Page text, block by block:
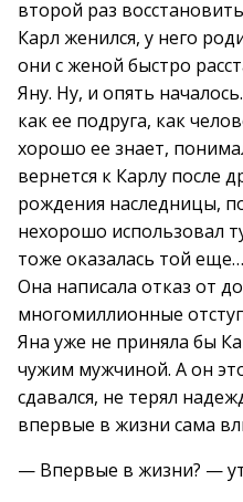
второй раз
Карл женился, у него
они с женой быстро
Яну. Ну, и опять
как ее подруга, как
хорошо ее знает,
вернется к Карлу после
рождения наследницы,
нехорошо использовал
тоже оказалась той
Она написала отказ от
многомиллионные
Яна уже не приняла бы
чужим мужчиной. А он
сдавался, не терял
впервые в жизни сама
— Впервые в жизни? —